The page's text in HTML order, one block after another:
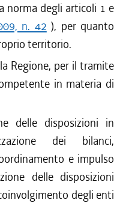
norma degli articoli 1 e
n. 42 ), per quanto
territorio.
Regione, per il tramite
in materia di
delle disposizioni in
dei bilanci,
e impulso
delle disposizioni
degli enti